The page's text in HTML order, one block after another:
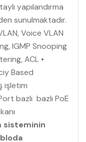
yapılandırma
sunulmaktadır.
Voice VLAN
IGMP Snooping
ACL •
Based
işletim
bazlı bazlı PoE
sisteminin